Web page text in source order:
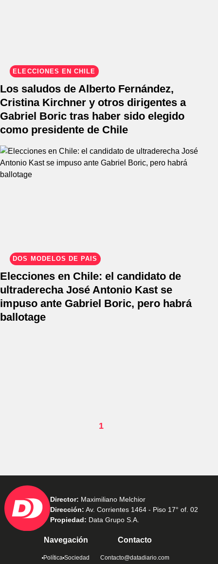
ELECCIONES EN CHILE
Los saludos de Alberto Fernández,
Cristina Kirchner y otros dirigentes a
Gabriel Boric tras haber sido elegido
como presidente de Chile
DOS MODELOS DE PAÍS
Elecciones en Chile: el candidato de
ultraderecha José Antonio Kast se
impuso ante Gabriel Boric, pero habrá
ballotage
1
Director: Maximiliano Melchior
Dirección: Av. Corrientes 1464 - Piso 17° of. 02
Propiedad: Data Grupo S.A.
Navegación
Política Sociedad
Contacto
Contacto@datadiario.com